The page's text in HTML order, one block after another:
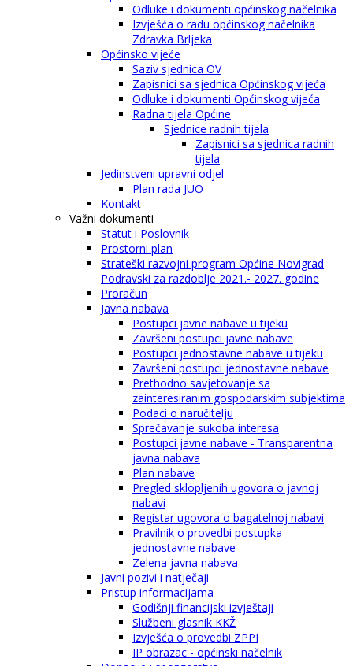
Odluke i dokumenti općinskog načelnika
Izvješća o radu općinskog načelnika
Zdravka Brljeka
Općinsko vijeće
Saziv sjednica OV
Zapisnici sa sjednica Općinskog vijeća
Odluke i dokumenti Općinskog vijeća
Radna tijela Općine
Sjednice radnih tijela
Zapisnici sa sjednica radnih
tijela
Jedinstveni upravni odjel
Plan rada JUO
Kontakt
Važni dokumenti
Statut i Poslovnik
Prostorni plan
Strateški razvojni program Općine Novigrad
Podravski za razdoblje 2021.- 2027. godine
Proračun
Javna nabava
Postupci javne nabave u tijeku
Završeni postupci javne nabave
Postupci jednostavne nabave u tijeku
Završeni postupci jednostavne nabave
Prethodno savjetovanje sa
zainteresiranim gospodarskim subjektima
Podaci o naručitelju
Sprečavanje sukoba interesa
Postupci javne nabave - Transparentna
javna nabava
Plan nabave
Pregled sklopljenih ugovora o javnoj
nabavi
Registar ugovora o bagatelnoj nabavi
Pravilnik o provedbi postupka
jednostavne nabave
Zelena javna nabava
Javni pozivi i natječaji
Pristup informacijama
Godišnji financijski izvještaji
Službeni glasnik KKŽ
Izvješća o provedbi ZPPI
IP obrazac - općinski načelnik